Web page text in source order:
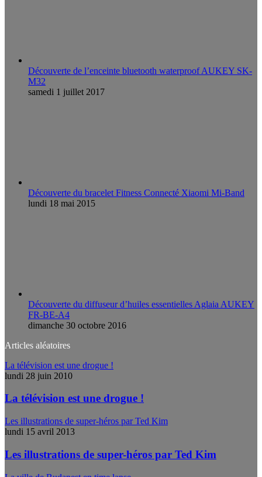
Découverte de l’enceinte bluetooth waterproof AUKEY SK-
M32
samedi 1 juillet 2017
Découverte du bracelet Fitness Connecté Xiaomi Mi-Band
lundi 18 mai 2015
Découverte du diffuseur d’huiles essentielles Aglaia AUKEY
FR-BE-A4
dimanche 30 octobre 2016
Articles aléatoires
La télévision est une drogue !
lundi 28 juin 2010
La télévision est une drogue !
Les illustrations de super-héros par Ted Kim
lundi 15 avril 2013
Les illustrations de super-héros par Ted Kim